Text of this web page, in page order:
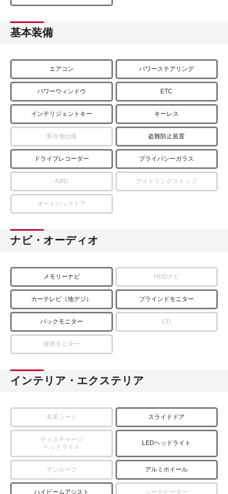
基本装備
エアコン パワーステアリング
パワーウィンドウ ETC
インテリジェントキー キーレス
寒冷地仕様 盗難防止装置
ドライブレコーダー プライバシーガラス
4WD アイドリングストップ
オートバックドア
ナビ・オーディオ
メモリーナビ HDDナビ
カーテレビ（地デジ） ブラインドモニター
バックモニター CD
後席モニター
インテリア・エクステリア
本革シート スライドドア
ディスチャージ
ヘッドライト
LEDヘッドライト
サンルーフ アルミホイール
ハイビームアシスト シートヒーター